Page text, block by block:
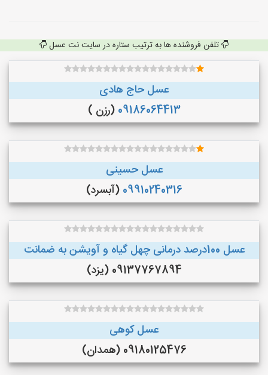
تلفن فروشنده ها به ترتیب ستاره در سایت نت عسل
عسل حاج هادی
09186064413 (رزن )
عسل حسینی
09910240316 (آبسرد)
عسل 100درصد درمانی چهل گیاه و آویشن به ضمانت
09137767894 (یزد)
عسل کوهی
09180125476 (همدان)